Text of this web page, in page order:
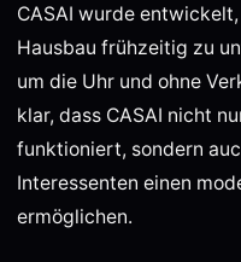
CASAI wurde
Hausbau frühzeitig zu
um die Uhr und ohne
klar, dass CASAI nicht
funktioniert, sondern
Interessenten einen
ermöglichen.